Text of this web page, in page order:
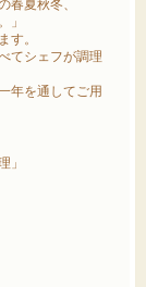
春夏秋冬、
」
す。
てシェフが調理
年を通してご用
」